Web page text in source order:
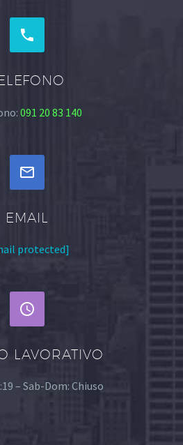


091 20 83 140


EMAIL
protected]


LAVORATIVO
– Sab-Dom: Chiuso